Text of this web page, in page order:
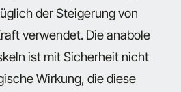
der Steigerung von
verwendet. Die anabole
ist mit Sicherheit nicht
Wirkung, die diese